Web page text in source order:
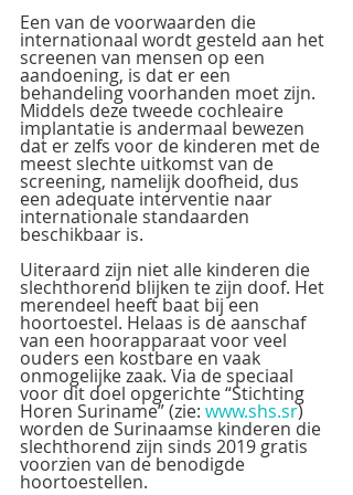
Een van de voorwaarden die
internationaal wordt gesteld aan het
screenen van mensen op een
aandoening, is dat er een
behandeling voorhanden moet zijn.
Middels deze tweede cochleaire
implantatie is andermaal bewezen
dat er zelfs voor de kinderen met de
meest slechte uitkomst van de
screening, namelijk doofheid, dus
een adequate interventie naar
internationale standaarden
beschikbaar is.
Uiteraard zijn niet alle kinderen die
slechthorend blijken te zijn doof. Het
merendeel heeft baat bij een
hoortoestel. Helaas is de aanschaf
van een hoorapparaat voor veel
ouders een kostbare en vaak
onmogelijke zaak. Via de speciaal
voor dit doel opgerichte “Stichting
Horen Suriname” (zie: www.shs.sr)
worden de Surinaamse kinderen die
slechthorend zijn sinds 2019 gratis
voorzien van de benodigde
hoortoestellen.